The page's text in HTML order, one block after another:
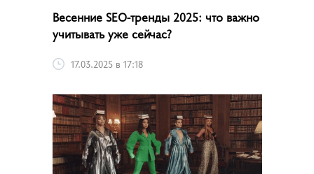
Весенние SEO-тренды 2025: что важно
учитывать уже сейчас?
17.03.2025 в 17:18